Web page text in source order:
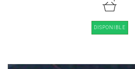
DISPONIBLE